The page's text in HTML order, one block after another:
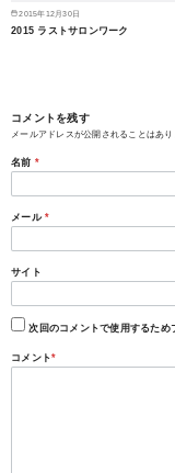
2015年12月30日
2015 ラストサロンワーク
コメントを残す
メールアドレスが公開されることはあり
名前 *
メール *
サイト
次回のコメントで使用するため
コメント*